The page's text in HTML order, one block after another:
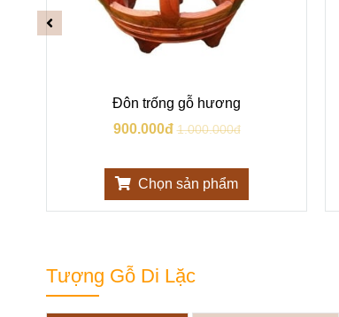
Đôn trống gỗ hương
900.000đ 1.000.000đ
Chọn sản phẩm
Tượng Gỗ Di Lặc